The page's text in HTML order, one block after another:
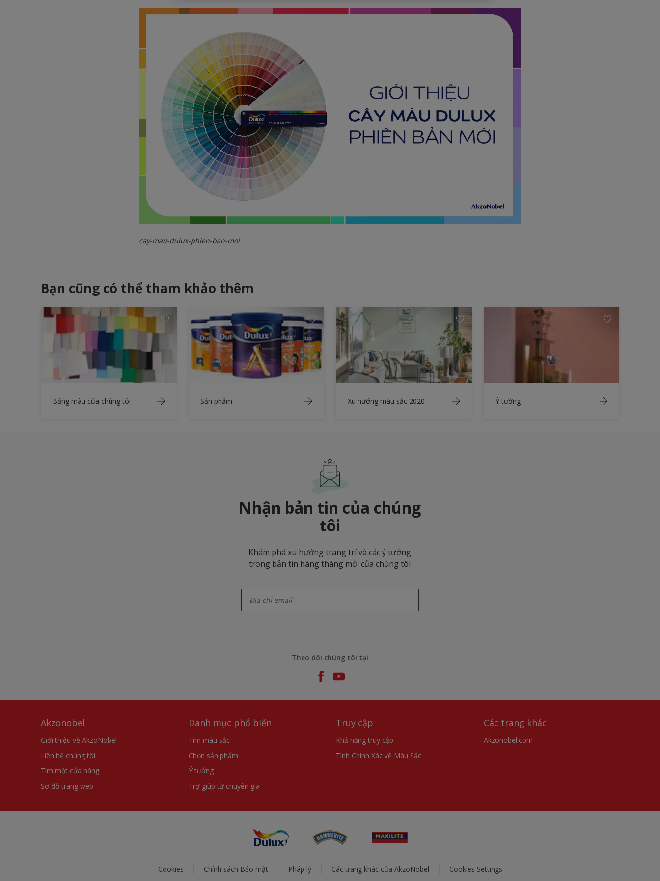
cay-mau-dulux-phien-ban-moi
Bạn cũng có thể tham khảo thêm
Bảng màu của chúng tôi Sản phẩm Xu hướng màu sắc 2020 Ý tưởng
Nhận bản tin của chúng
tôi
Khám phá xu hướng trang trí và các ý tưởng
trong bản tin hàng tháng mới của chúng tôi
Theo dõi chúng tôi tại
Akzonobel
Giới thiệu về AkzoNobel
Liên hệ chúng tôi
Tìm một cửa hàng
Sơ đồ trang web
Danh mục phổ biến
Tìm màu sắc
Chọn sản phẩm
Ý tưởng
Trợ giúp từ chuyên gia
Truy cập
Khả năng truy cập
Tính Chính Xác về Màu Sắc
Các trang khác
Akzonobel.com
Cookies Chính sách Bảo mật Pháp lý Các trang khác của AkzoNobel Cookies Settings